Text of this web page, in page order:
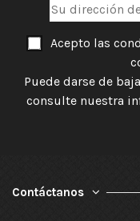
Acepto las
Puede darse de
consulte nuestra
Contáctanos